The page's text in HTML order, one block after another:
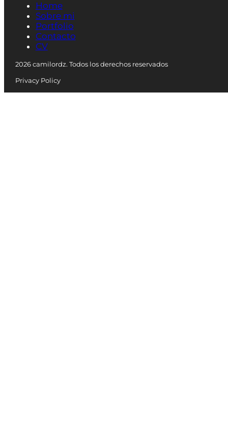
Home
Sobre mi
Portfolio
Contacto
CV
2026 camilordz. Todos los derechos reservados
Privacy Policy